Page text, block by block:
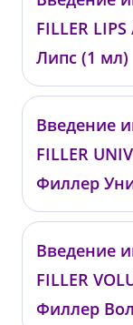
0251
от 19
FILLER
Липс (1 мл)
0252
от 23
Введение
FILLER
Филлер
0253
от 24
Введение
FILLER
Филлер